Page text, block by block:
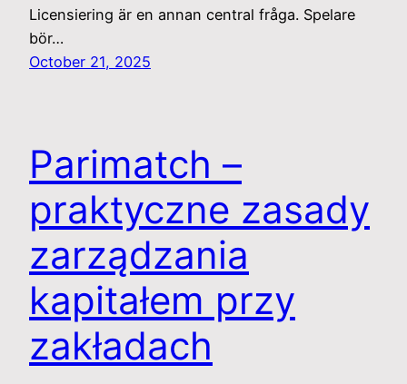
Licensiering är en annan central fråga. Spelare
bör…
October 21, 2025
Parimatch –
praktyczne zasady
zarządzania
kapitałem przy
zakładach